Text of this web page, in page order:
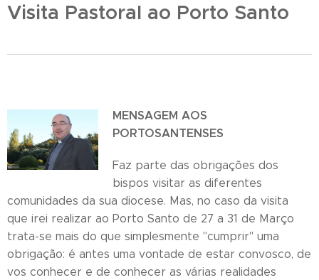
Visita Pastoral ao Porto Santo
MENSAGEM AOS
PORTOSANTENSES
Faz parte das obrigações dos
bispos visitar as diferentes
comunidades da sua diocese. Mas, no caso da visita
que irei realizar ao Porto Santo de 27 a 31 de Março
trata-se mais do que simplesmente "cumprir" uma
obrigação: é antes uma vontade de estar convosco, de
vos conhecer e de conhecer as várias realidades